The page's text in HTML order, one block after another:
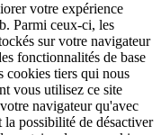
votre expérience
Parmi ceux-ci, les
sur votre navigateur
fonctionnalités de base
cookies tiers qui nous
vous utilisez ce site
navigateur qu'avec
la possibilité de désactiver